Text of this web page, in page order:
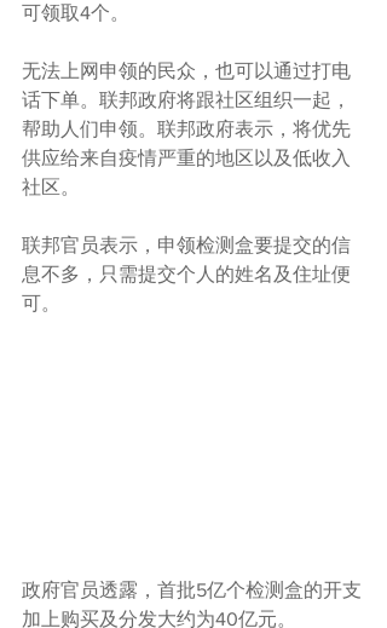
可领取4个。
无法上网申领的民众，也可以通过打电
话下单。联邦政府将跟社区组织一起，
帮助人们申领。联邦政府表示，将优先
供应给来自疫情严重的地区以及低收入
社区。
联邦官员表示，申领检测盒要提交的信
息不多，只需提交个人的姓名及住址便
可。
政府官员透露，首批5亿个检测盒的开支
加上购买及分发大约为40亿元。